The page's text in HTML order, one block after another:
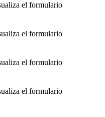
el formulario
el formulario
el formulario
el formulario